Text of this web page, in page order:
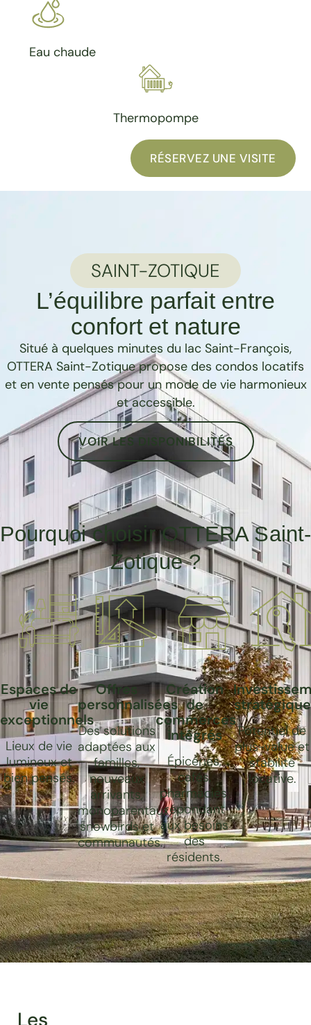
Eau chaude
Thermopompe
RÉSERVEZ UNE VISITE
SAINT-ZOTIQUE
L’équilibre parfait entre
confort et nature
Situé à quelques minutes du lac Saint-François,
OTTERA Saint-Zotique propose des condos locatifs
et en vente pensés pour un mode de vie harmonieux
et accessible.
VOIR LES DISPONIBILITÉS
Pourquoi choisir OTTERA Saint-
Zotique ?
Espaces de
vie
exceptionnels
Lieux de vie
lumineux et
bien pensés.
Offres
personnalisées
Des solutions
adaptées aux
familles,
nouveaux
arrivants,
monoparentaux,
snowbirds et
communautés.
Création
de
commerces
intégrés
Épiceries,
cafés,
pharmacies,
répondant
aux besoins
des
résidents.
stratégique
Potentiel de
plus-value et
stabilité
locative.
Les